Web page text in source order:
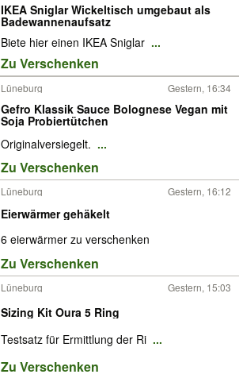
IKEA Sniglar Wickeltisch umgebaut als
Badewannenaufsatz
Biete hier einen IKEA Sniglar ...
Zu Verschenken
Lüneburg Gestern, 16:34
Gefro Klassik Sauce Bolognese Vegan mit
Soja Probiertütchen
Originalversiegelt. ...
Zu Verschenken
Lüneburg Gestern, 16:12
Eierwärmer gehäkelt
6 eierwärmer zu verschenken
Zu Verschenken
Lüneburg Gestern, 15:03
Sizing Kit Oura 5 Ring
Testsatz für Ermittlung der Ri ...
Zu Verschenken